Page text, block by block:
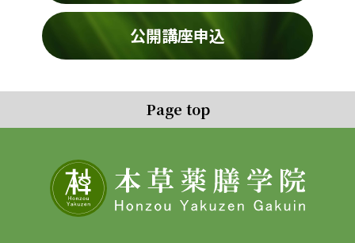
公開講座申込
Page top